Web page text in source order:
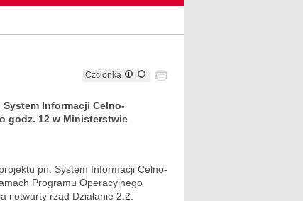
Czcionka
Informacji Celno-
godz. 12 w Ministerstwie
pn. System Informacji Celno-
Programu Operacyjnego
otwarty rząd Działanie 2.2.